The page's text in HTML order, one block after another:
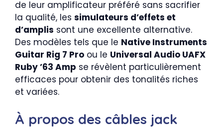
de leur amplificateur préféré sans sacrifier
la qualité, les simulateurs d’effets et
d’amplis sont une excellente alternative.
Des modèles tels que le Native Instruments
Guitar Rig 7 Pro ou le Universal Audio UAFX
Ruby ’63 Amp se révèlent particulièrement
efficaces pour obtenir des tonalités riches
et variées.
À propos des câbles jack